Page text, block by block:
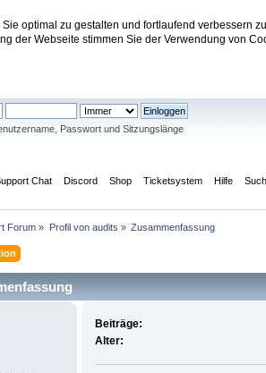
optimal zu gestalten und fortlaufend verbessern
der Webseite stimmen Sie der Verwendung von
Support Forum
Passwort und Sitzungslänge
Chat Discord Shop Ticketsystem Hilfe
Forum » Profil von audits » Zusammenfassung
Beiträge:
Alter: